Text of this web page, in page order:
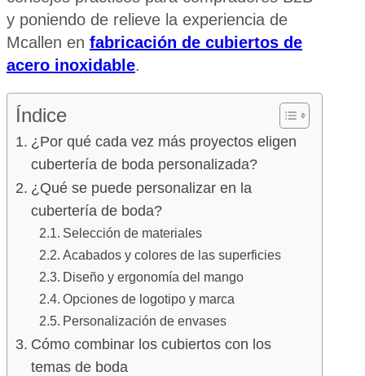
y poniendo de relieve la experiencia de
Mcallen en fabricación de cubiertos de
acero inoxidable.
Índice
¿Por qué cada vez más proyectos eligen
cubertería de boda personalizada?
¿Qué se puede personalizar en la
cubertería de boda?
Selección de materiales
Acabados y colores de las superficies
Diseño y ergonomía del mango
Opciones de logotipo y marca
Personalización de envases
Cómo combinar los cubiertos con los
temas de boda